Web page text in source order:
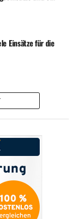
2 Menschen
keiner von
nachweislich mit
Witten (22/12).
niemand
erkrankt.
der
den
bei 4,0
eine
erhalten.
Einsätze für die